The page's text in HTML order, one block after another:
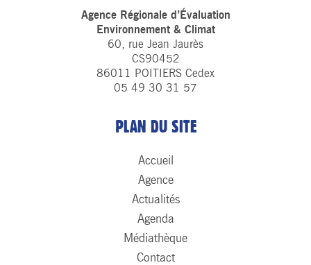
Agence Régionale d’Évaluation
Environnement & Climat
60, rue Jean Jaurès
CS90452
86011 POITIERS Cedex
05 49 30 31 57
PLAN DU SITE
Accueil
Agence
Actualités
Agenda
Médiathèque
Contact